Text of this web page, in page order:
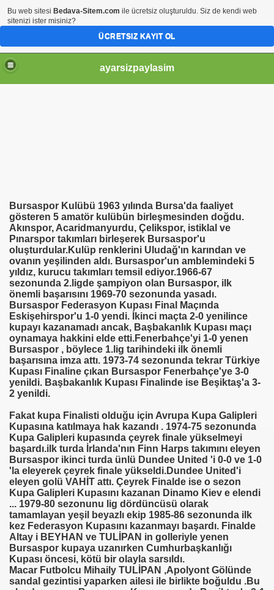
ayarsizpaylasim
Bursaspor Kulübü 1963 yılında Bursa'da faaliyet
gösteren 5 amatör kulübün birleşmesinden doğdu.
Akınspor, Acaridmanyurdu, Çelikspor, istiklal ve
Pınarspor takımları birleşerek Bursaspor'u
oluşturdular.Kulüp renklerini Uludağ'ın karından ve
ovanın yeşilinden aldı. Bursaspor'un amblemindeki 5
yıldız, kurucu takımları temsil ediyor.1966-67
sezonunda 2.ligde şampiyon olan Bursaspor, ilk
önemli başarısını 1969-70 sezonunda yasadı.
Bursaspor Federasyon Kupası Final Maçında
Eskişehirspor'u 1-0 yendi. İkinci maçta 2-0 yenilince
kupayı kazanamadı ancak, Başbakanlık Kupası maçı
oynamaya hakkini elde etti.Fenerbahçe'yi 1-0 yenen
Bursaspor , böylece 1.lig tarihindeki ilk önemli
başarısına imza attı. 1973-74 sezonunda tekrar Türkiye
Kupası Finaline çıkan Bursaspor Fenerbahçe'ye 3-0
yenildi. Başbakanlık Kupası Finalinde ise Beşiktaş'a 3-
2 yenildi.
Fakat kupa Finalisti olduğu için Avrupa Kupa Galipleri
Kupasına katılmaya hak kazandı . 1974-75 sezonunda
Kupa Galipleri kupasında çeyrek finale yükselmeyi
başardı.ilk turda İrlanda'nın Finn Harps takımını eleyen
Bursaspor ikinci turda ünlü Dundee United 'i 0-0 ve 1-0
'la eleyerek çeyrek finale yükseldi.Dundee United'i
eleyen golü VAHİT attı. Çeyrek Finalde ise o sezon
Kupa Galipleri Kupasını kazanan Dinamo Kiev e elendi
... 1979-80 sezonunu lig dördüncüsü olarak
tamamlayan yeşil beyazlı ekip 1985-86 sezonunda ilk
kez Federasyon Kupasını kazanmayı başardı. Finalde
Altay i BEYHAN ve TULİPAN in golleriyle yenen
Bursaspor kupaya uzanırken Cumhurbaşkanlığı
Kupası öncesi, kötü bir olayla sarsıldı.
Macar Futbolcu Mihaily TULİPAN ,Apolyont Gölünde
sandal gezintisi yaparken ailesi ile birlikte boğuldu .Bu
Bu web sitesi Bedava-Sitem.com ile ücretsiz oluşturuldu. Siz de kendi web
sitenizi ister misiniz?
ÜCRETSIZ KAYIT OL